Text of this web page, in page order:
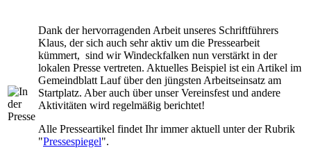
Dank der hervorragenden Arbeit unseres Schriftführers
Klaus, der sich auch sehr aktiv um die Pressearbeit
kümmert, sind wir Windeckfalken nun verstärkt in der
lokalen Presse vertreten. Aktuelles Beispiel ist ein Artikel im
Gemeindblatt Lauf über den jüngsten Arbeitseinsatz am
Startplatz. Aber auch über unser Vereinsfest und andere
Aktivitäten wird regelmäßig berichtet!
Alle Presseartikel findet Ihr immer aktuell unter der Rubrik
"Pressespiegel".